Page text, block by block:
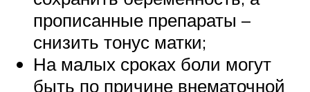
прописанные препараты –
снизить тонус матки;
На малых сроках боли могут
быть по причине внематочной